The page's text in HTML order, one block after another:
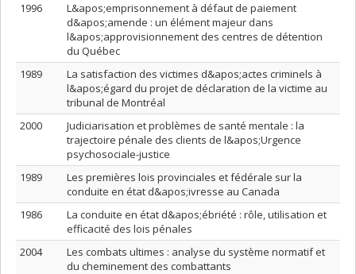
1996
L&apos;emprisonnement à défaut de paiement
d&apos;amende : un élément majeur dans
l&apos;approvisionnement des centres de détention
du Québec
1989
La satisfaction des victimes d&apos;actes criminels à
l&apos;égard du projet de déclaration de la victime au
tribunal de Montréal
2000
Judiciarisation et problèmes de santé mentale : la
trajectoire pénale des clients de l&apos;Urgence
psychosociale-justice
1989
Les premières lois provinciales et fédérale sur la
conduite en état d&apos;ivresse au Canada
1986
La conduite en état d&apos;ébriété : rôle, utilisation et
efficacité des lois pénales
2004
Les combats ultimes : analyse du système normatif et
du cheminement des combattants